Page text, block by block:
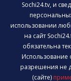
Sochi24.tv, и
использовании
на сайт
обязательна
Использование
разрешения не
(сайте)